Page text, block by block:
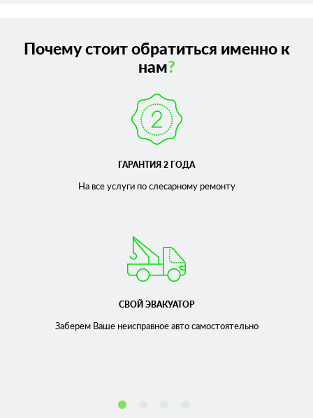
Почему стоит обратиться именно к
нам?
ГАРАНТИЯ 2 ГОДА
На все услуги по слесарномуремонту
СВОЙ ЭВАКУАТОР
Заберем Ваше неисправноеавто самостоятельно